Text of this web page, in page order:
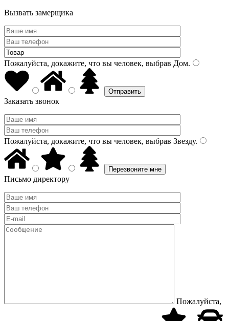
Вызвать замерщика
Пожалуйста, докажите, что вы человек, выбрав Дом.
Заказать звонок
Пожалуйста, докажите, что вы человек, выбрав Звезду.
Письмо директору
Пожалуйста,